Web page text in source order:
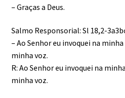
– Graças a Deus.
Salmo Responsorial: Sl 18,2-
– Ao Senhor eu invoquei na
minha voz.
R: Ao Senhor eu invoquei na
minha voz.